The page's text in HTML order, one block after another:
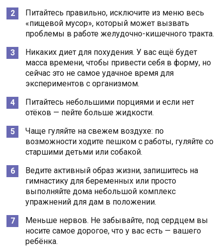
Питайтесь правильно, исключите из меню весь
«пищевой мусор», который может вызвать
проблемы в работе желудочно-кишечного тракта.
Никаких диет для похудения. У вас ещё будет
масса времени, чтобы привести себя в форму, но
сейчас это не самое удачное время для
экспериментов с организмом.
Питайтесь небольшими порциями и если нет
отёков — пейте больше жидкости.
Чаще гуляйте на свежем воздухе: по
возможности ходите пешком с работы, гуляйте со
старшими детьми или собакой.
Ведите активный образ жизни, запишитесь на
гимнастику для беременных или просто
выполняйте дома небольшой комплекс
упражнений для дам в положении.
Меньше нервов. Не забывайте, под сердцем вы
носите самое дорогое, что у вас есть — вашего
ребёнка.